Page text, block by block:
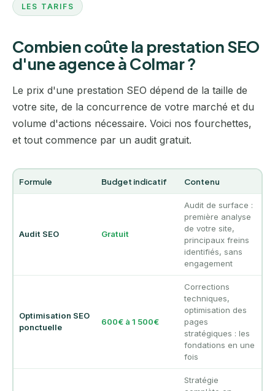
LES TARIFS
Combien coûte la prestation SEO
d'une agence à Colmar ?
Le prix d'une prestation SEO dépend de la taille de
votre site, de la concurrence de votre marché et du
volume d'actions nécessaire. Voici nos fourchettes,
et tout commence par un audit gratuit.
Formule Budget indicatif Contenu
Audit SEO Gratuit
Audit de surface :
première analyse
de votre site,
principaux freins
identifiés, sans
engagement
Optimisation SEO
ponctuelle
600€ à 1 500€
Corrections
techniques,
optimisation des
pages
stratégiques : les
fondations en une
fois
Stratégie